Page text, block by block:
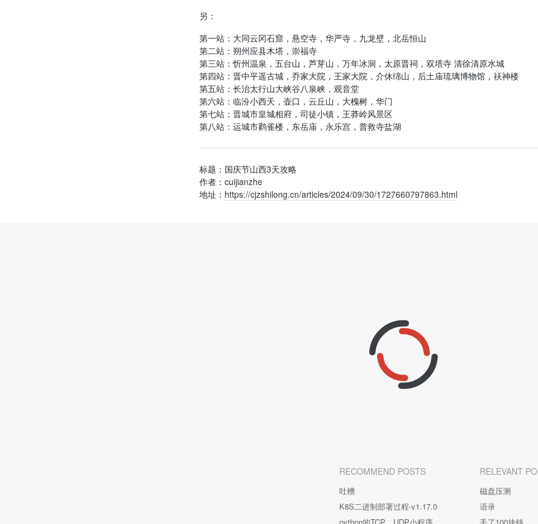
另：
第一站：大同云冈石窟，悬空寺，华严寺，九龙壁，北岳恒山
第二站：朔州应县木塔，崇福寺
第三站：忻州温泉，五台山，芦芽山，万年冰洞，太原晋祠，双塔寺 清徐清原水城
第四站：晋中平遥古城，乔家大院，王家大院，介休绵山，后土庙琉璃博物馆，祆神楼
第五站：长治太行山大峡谷八泉峡，观音堂
第六站：临汾小西天，壶口，云丘山，大槐树，华门
第七站：晋城市皇城相府，司徒小镇，王莽岭风景区
第八站：运城市鹳雀楼，东岳庙，永乐宫，普救寺盐湖
标题：国庆节山西3天攻略
作者： cuijianzhe
地址： https://cjzshilong.cn/articles/2024/09/30/1727660797863.html
RECOMMEND POSTS
吐槽
K8S二进制部署过程-v1.17.0
RELEVANT
磁盘压测
语录